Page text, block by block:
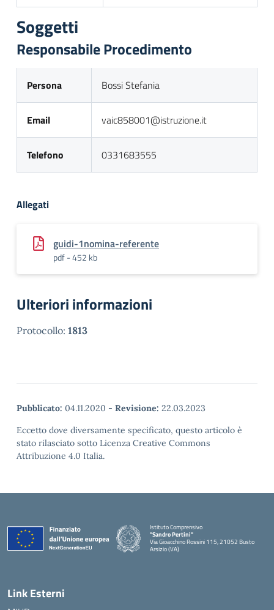
Soggetti
Responsabile Procedimento
Persona Bossi Stefania
Email vaic858001@istruzione.it
Telefono 0331683555
Allegati
guidi-1nomina-referente
pdf - 452 kb
Ulteriori informazioni
Protocollo: 1813
Pubblicato: 04.11.2020 - Revisione: 22.03.2023
Eccetto dove diversamente specificato, questo articolo è
stato rilasciato sotto Licenza Creative Commons
Attribuzione 4.0 Italia.
Istituto Comprensivo
"Sandro Pertini"
Via Gioacchino Rossini 115, 21052 Busto
Arsizio (VA)
Link Esterni